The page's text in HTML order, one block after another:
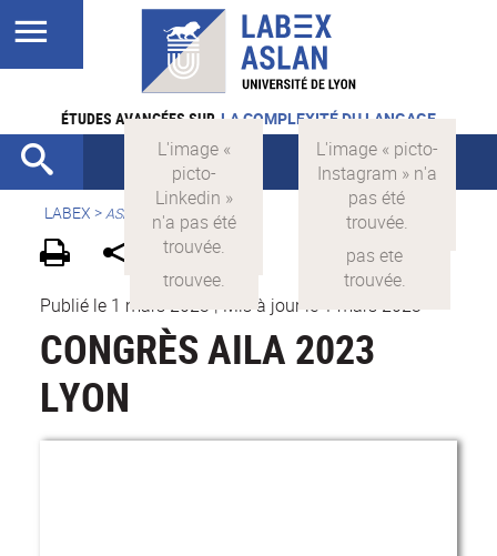
ÉTUDES AVANCÉES SUR LA COMPLEXITÉ DU LANGAGE
LABEX >ASLAN
Publié le 1 mars 2023 | Mis à jour le 1 mars 2023
CONGRÈS AILA 2023
LYON